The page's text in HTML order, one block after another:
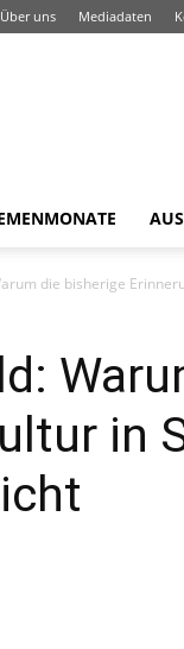
Über uns Mediadaten
die bisherige
in